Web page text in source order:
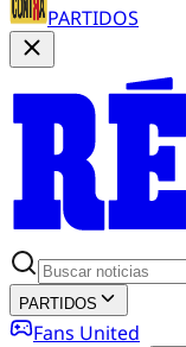
PARTIDOS
PARTIDOS
Fans United